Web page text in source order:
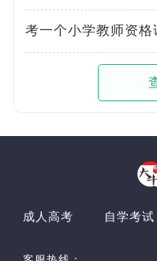
考一个小学教师资格
成人高考 自学考试